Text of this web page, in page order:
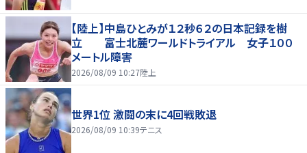
【陸上】中島ひとみが１２秒６２の日本記録を樹
立 富士北麓ワールドトライアル 女子１００
メートル障害
2026/08/09 10:27陸上
世界1位 激闘の末に4回戦敗退
2026/08/09 10:39テニス